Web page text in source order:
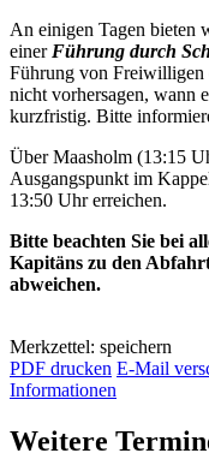
An einigen Tagen bieten
einer Führung durch
Führung von
nicht vorhersagen, wann
kurzfristig. Bitte
Über Maasholm (13:15
Ausgangspunkt im
13:50 Uhr erreichen.
Bitte beachten Sie bei
Kapitäns zu den
abweichen.
Merkzettel: speichern
PDF drucken E-Mail
Informationen
Weitere